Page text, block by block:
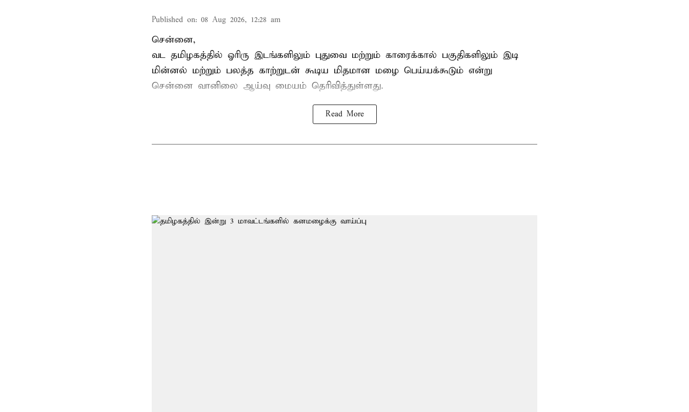
Published on: 08 Aug 2026, 12:28 am
சென்னை,
வட தமிழகத்தில் ஓரிரு இடங்களிலும் புதுவை மற்றும் காரைக்கால் பகுதிகளிலும் இடி
மின்னல் மற்றும் பலத்த காற்றுடன் கூடிய மிதமான மழை பெய்யக்கூடும் என்று
சென்னை வானிலை ஆய்வு மையம் தெரிவித்துள்ளது.
Read More